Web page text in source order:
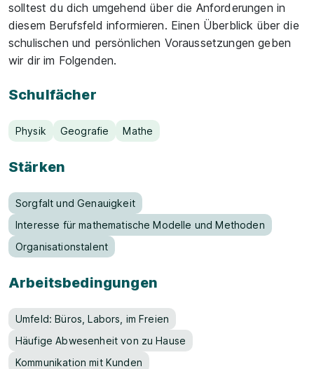
solltest du dich umgehend über die Anforderungen in
diesem Berufsfeld informieren. Einen Überblick über die
schulischen und persönlichen Voraussetzungen geben
wir dir im Folgenden.
Schulfächer
Physik Geografie Mathe
Stärken
Sorgfalt und Genauigkeit
Interesse für mathematische Modelle und Methoden
Organisationstalent
Arbeitsbedingungen
Umfeld: Büros, Labors, im Freien
Häufige Abwesenheit von zu Hause
Kommunikation mit Kunden